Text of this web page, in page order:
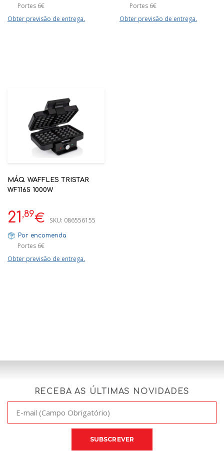
Portes 6€
Obter previsão de entrega.
Portes 6€
Obter previsão de entrega.
MÁQ. WAFFLES TRISTAR
WF1165 1000W
21 ,89€ SKU: 086556155
Por encomenda
Portes 6€
Obter previsão de entrega.
RECEBA AS ÚLTIMAS NOVIDADES